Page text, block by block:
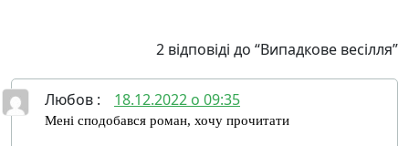
2 відповіді до “Випадкове весілля”
Любов : 18.12.2022 о 09:35
Мені сподобався роман, хочу прочитати